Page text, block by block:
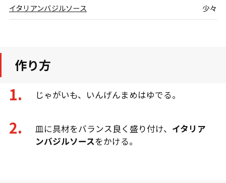
イタリアンバジルソース 少々
作り方
じゃがいも、いんげんまめはゆでる。
皿に具材をバランス良く盛り付け、 イタリア
ンバジルソースをかける。